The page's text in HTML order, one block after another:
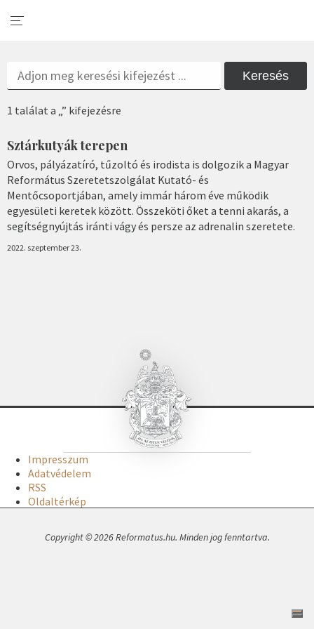
Keresés
1 találat a „” kifejezésre
Sztárkutyák terepen
Orvos, pályázatíró, tűzoltó és irodista is dolgozik a Magyar
Református Szeretetszolgálat Kutató- és
Mentőcsoportjában, amely immár három éve működik
egyesületi keretek között. Összeköti őket a tenni akarás, a
segítségnyújtás iránti vágy és persze az adrenalin szeretete.
2022. szeptember 23.
Impresszum
Adatvédelem
RSS
Oldaltérkép
Copyright © 2026 Reformatus.hu. Minden jog fenntartva.